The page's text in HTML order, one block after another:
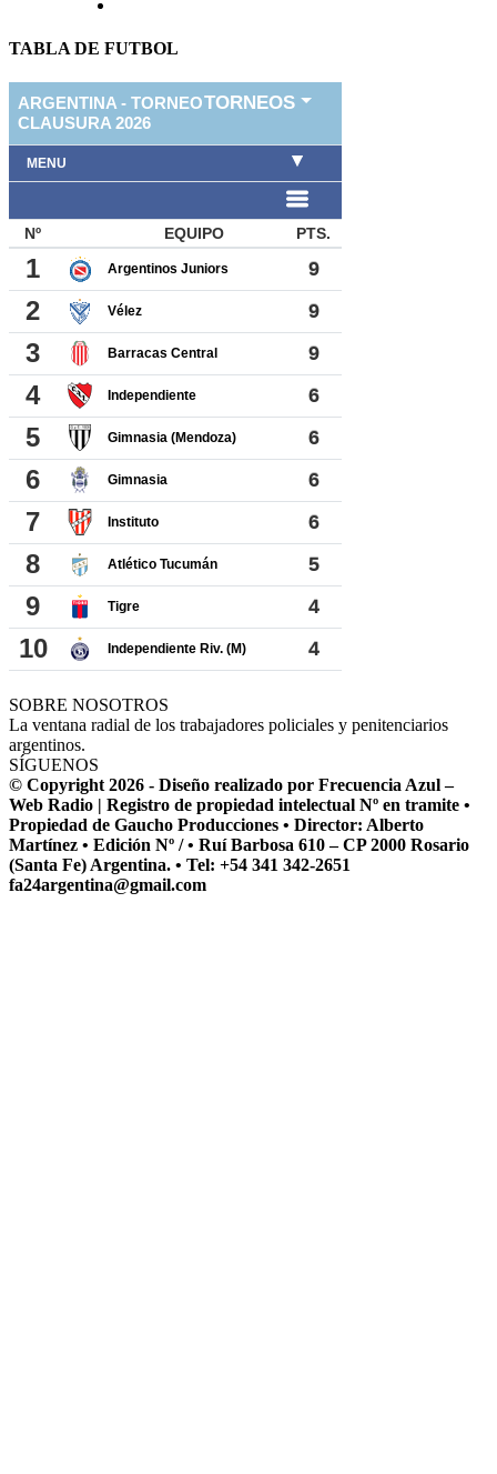
TABLA DE FUTBOL
SOBRE NOSOTROS
La ventana radial de los trabajadores policiales y penitenciarios
argentinos.
SÍGUENOS
© Copyright 2026 - Diseño realizado por Frecuencia Azul –
Web Radio | Registro de propiedad intelectual Nº en tramite •
Propiedad de Gaucho Producciones • Director: Alberto
Martínez • Edición Nº / • Ruí Barbosa 610 – CP 2000 Rosario
(Santa Fe) Argentina. • Tel: +54 341 342-2651
fa24argentina@gmail.com